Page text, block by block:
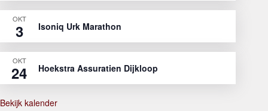
OKT
3 Isoniq Urk Marathon
OKT
24 Hoekstra Assuratien Dijkloop
Bekijk kalender